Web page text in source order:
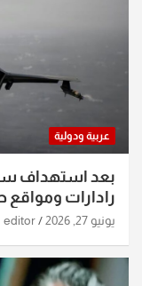
عربية ودولية
بعد استهداف
رادارات
الساعات الماضية
يونيو 27, 2026 editor